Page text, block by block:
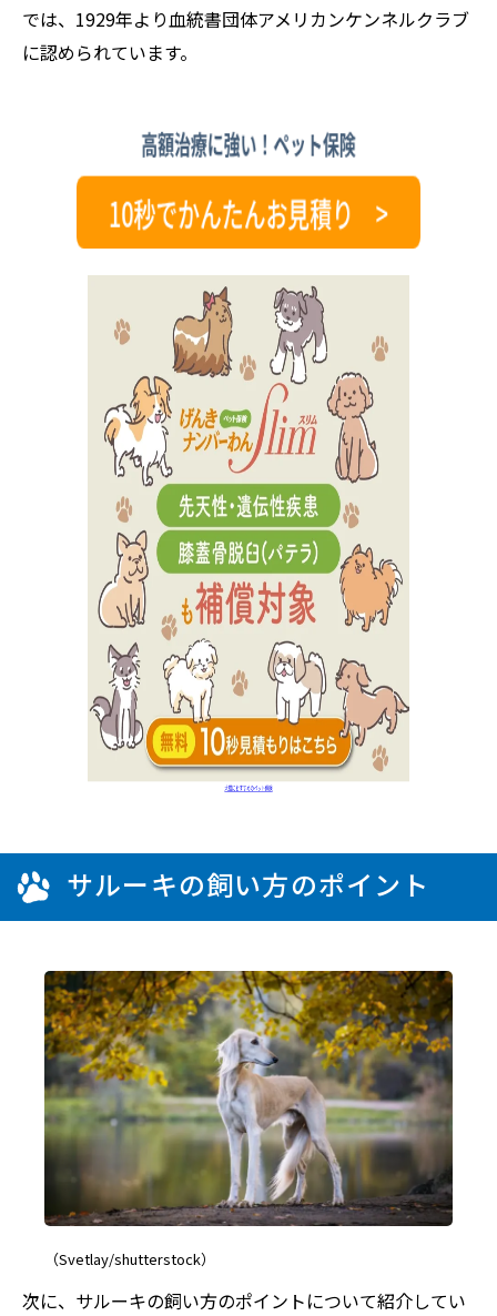
では、1929年より血統書団体アメリカンケンネルクラブ
に認められています。
サルーキの飼い方のポイント
（Svetlay/shutterstock）
次に、サルーキの飼い方のポイントについて紹介してい